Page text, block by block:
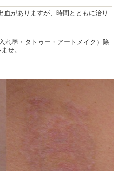
血がありますが、時間とともに治り
れ墨・タトゥー・アートメイク）除
せ。